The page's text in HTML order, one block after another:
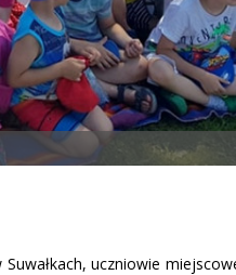
uczniowie